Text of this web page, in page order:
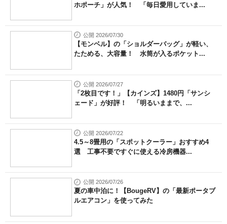
ホポーチ」が人気！ 「毎日愛用していま...
公開 2026/07/30
【モンベル】の「ショルダーバッグ」が軽い、
たためる、大容量！ 水筒が入るポケット...
公開 2026/07/27
「2枚目です！」【カインズ】1480円「サンシ
ェード」が好評！ 「明るいままで、...
公開 2026/07/22
4.5～8畳用の「スポットクーラー」おすすめ4
選 工事不要ですぐに使える冷房機器...
公開 2026/07/26
夏の車中泊に！【BougeRV】の「最新ポータブ
ルエアコン」を使ってみた